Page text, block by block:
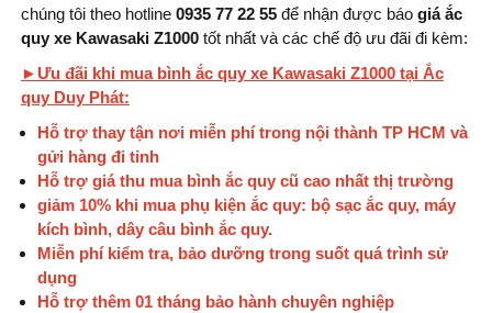
chúng tôi theo hotline 0935 77 22 55 để nhận được báo giá ắc
quy xe Kawasaki Z1000 tốt nhất và các chế độ ưu đãi đi kèm:
►Ưu đãi khi mua bình ắc quy xe Kawasaki Z1000 tại Ắc
quy Duy Phát:
Hỗ trợ thay tận nơi miễn phí trong nội thành TP HCM và
gửi hàng đi tỉnh
Hỗ trợ giá thu mua bình ắc quy cũ cao nhất thị trường
giảm 10% khi mua phụ kiện ắc quy: bộ sạc ắc quy, máy
kích bình, dây câu bình ắc quy.
Miễn phí kiểm tra, bảo dưỡng trong suốt quá trình sử
dụng
Hỗ trợ thêm 01 tháng bảo hành chuyên nghiệp